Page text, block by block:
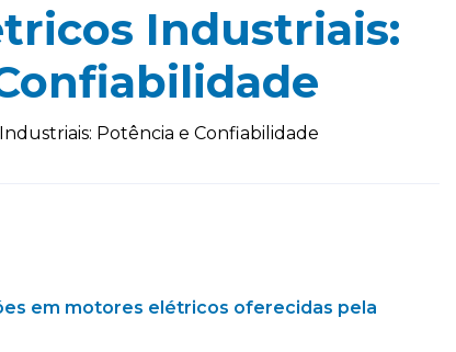
Industriais:
Potência e Confiabilidade
em motores elétricos oferecidas pela